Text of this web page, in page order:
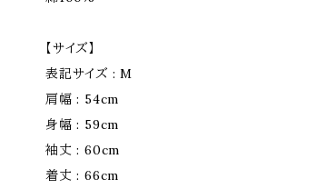
【サイズ】
表記サイズ : M
肩幅 : 54cm
身幅 : 59cm
袖丈 : 60cm
着丈 : 66cm